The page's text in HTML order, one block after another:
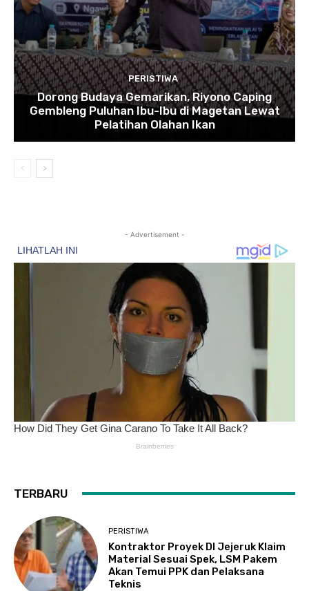
PERISTIWA
Dorong Budaya Gemarikan, Riyono Caping
Gembleng Puluhan Ibu-Ibu di Magetan Lewat
Pelatihan Olahan Ikan
- Advertisement -
TERBARU
PERISTIWA
Kontraktor Proyek DI Jejeruk Klaim
Material Sesuai Spek, LSM Pakem
Akan Temui PPK dan Pelaksana
Teknis